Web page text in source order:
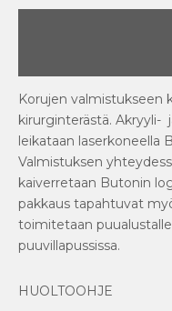
Korujen valmistukseen
kirurginterästä. Akryyli-
leikataan laserkoneella
Valmistuksen
kaiverretaan Butonin
pakkaus tapahtuvat
toimitetaan
puuvillapussissa.
HUOLTOOHJE